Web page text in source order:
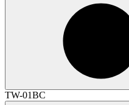
TW-01BC